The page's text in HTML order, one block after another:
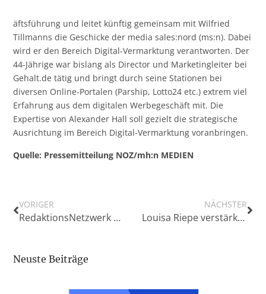
äftsführung und leitet künftig gemeinsam mit Wilfried
Tillmanns die Geschicke der media sales:nord (ms:n). Dabei
wird er den Bereich Digital-Vermarktung verantworten. Der
44-Jährige war bislang als Director und Marketingleiter bei
Gehalt.de tätig und bringt durch seine Stationen bei
diversen Online-Portalen (Parship, Lotto24 etc.) extrem viel
Erfahrung aus dem digitalen Werbegeschäft mit. Die
Expertise von Alexander Hall soll gezielt die strategische
Ausrichtung im Bereich Digital-Vermarktung voranbringen.
Quelle: Pressemitteilung NOZ/mh:n MEDIEN
VORIGER
RedaktionsNetzwerk Deutschland (RND) launcht neues E-Paper am Sonntag
NÄCHSTER
Louisa Riepe verstärkt NOZ-Chefredaktion
Neuste Beiträge